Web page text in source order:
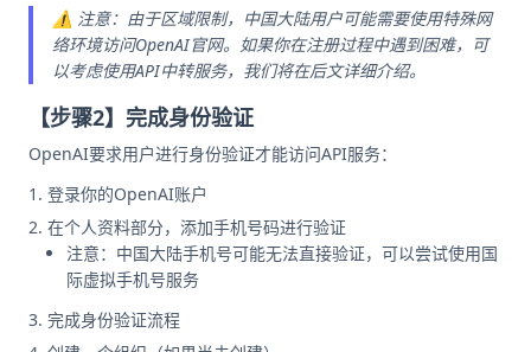
⚠️ 注意：由于区域限制，中国大陆用户可能需要使用特殊网
络环境访问OpenAI官网。如果你在注册过程中遇到困难，可
以考虑使用API中转服务，我们将在后文详细介绍。
【步骤2】完成身份验证
OpenAI要求用户进行身份验证才能访问API服务：
登录你的OpenAI账户
在个人资料部分，添加手机号码进行验证
注意：中国大陆手机号可能无法直接验证，可以尝试使用国
际虚拟手机号服务
完成身份验证流程